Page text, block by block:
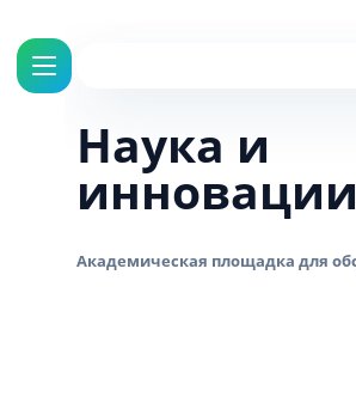
Наука и
инновации